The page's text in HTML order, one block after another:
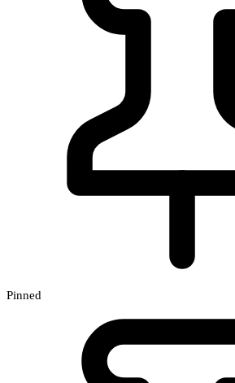
Pinned